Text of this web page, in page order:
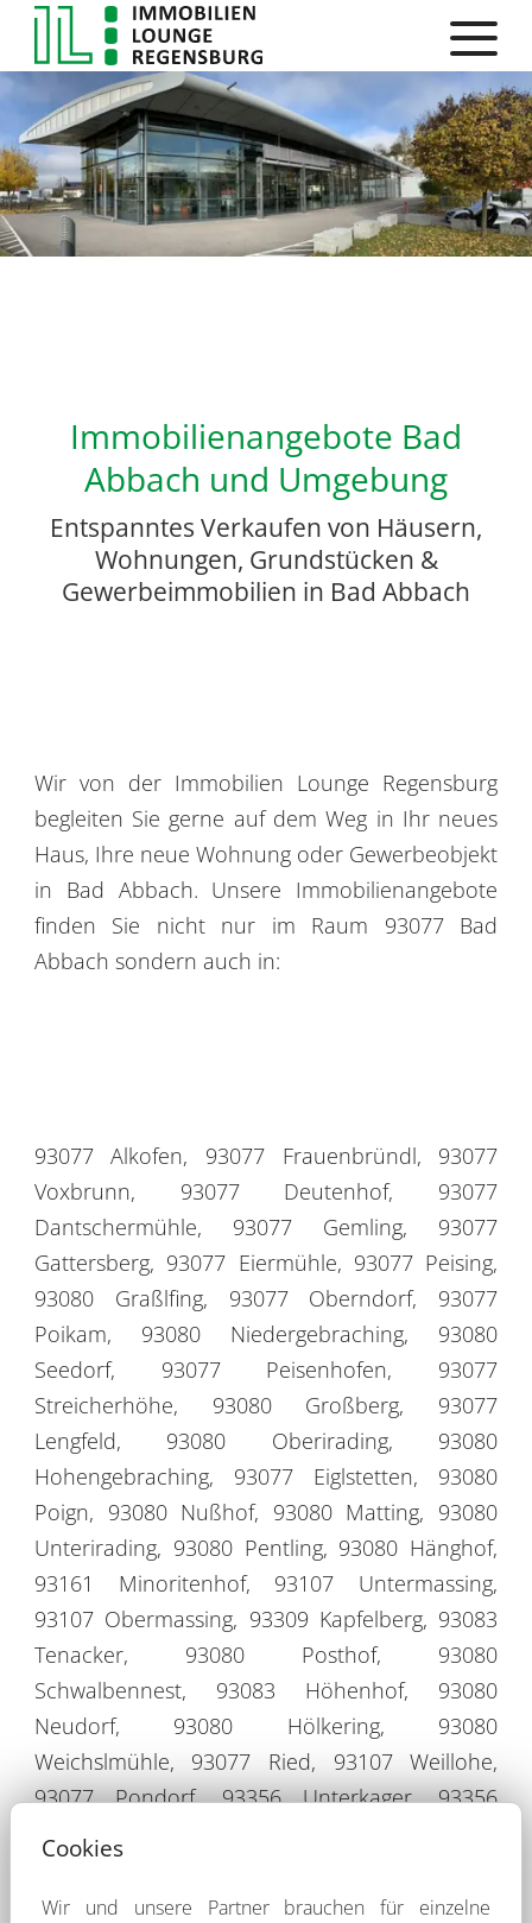
Immobilienangebote Bad
Abbach und Umgebung
Entspanntes Verkaufen von Häusern,
Wohnungen, Grundstücken &
Gewerbeimmobilien in Bad Abbach
Wir von der Immobilien Lounge Regensburg
begleiten Sie gerne auf dem Weg in Ihr neues
Haus, Ihre neue Wohnung oder Gewerbeobjekt
in Bad Abbach. Unsere Immobilienangebote
finden Sie nicht nur im Raum 93077 Bad
Abbach sondern auch in:
93077 Alkofen, 93077 Frauenbründl, 93077
Voxbrunn, 93077 Deutenhof, 93077
Dantschermühle, 93077 Gemling, 93077
Gattersberg, 93077 Eiermühle, 93077 Peising,
93080 Graßlfing, 93077 Oberndorf, 93077
Poikam, 93080 Niedergebraching, 93080
Seedorf, 93077 Peisenhofen, 93077
Streicherhöhe, 93080 Großberg, 93077
Lengfeld, 93080 Oberirading, 93080
Hohengebraching, 93077 Eiglstetten, 93080
Poign, 93080 Nußhof, 93080 Matting, 93080
Unterirading, 93080 Pentling, 93080 Hänghof,
93161 Minoritenhof, 93107 Untermassing,
93107 Obermassing, 93309 Kapfelberg, 93083
Tenacker, 93080 Posthof, 93080
Schwalbennest, 93083 Höhenhof, 93080
Neudorf, 93080 Hölkering, 93080
Weichslmühle, 93077 Ried, 93107 Weillohe,
93077 Pondorf, 93356 Unterkager, 93356
Hutmühle, 93356 Thronhofen, 93356
93356 Teugn, 93077 Saalhaupt, 93080
Cookies
Wir und unsere Partner brauchen für einzelne